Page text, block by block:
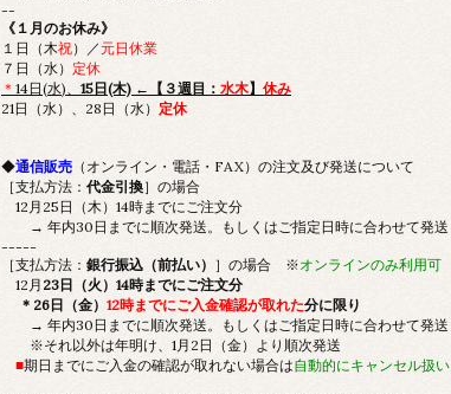
--
《１月のお休み》
１日（木祝）／元日休業
７日（水） 定休
＊ 14日(水)、 15日(木) ← 【３週目： 水木】 休み
21日（水）、28日（水） 定休
◆通信販売 （オンライン・電話・FAX）の注文及び発送について
［支払方法： 代金引換］の場合
12月25日（木）14時までにご注文分
→ 年内30日までに順次発送。もしくはご指定日時に合わせて発送
-----
［支払方法： 銀行振込（前払い） ］の場合 ※オンラインのみ利用可
12月 23日（火）14時までにご注文分
＊26日（金） 12時までにご入金確認が取れた分に限り
→ 年内30日までに順次発送。もしくはご指定日時に合わせて発送
※それ以外は年明け、1月2日（金）より順次発送
■期日までにご入金の確認が取れない場合は自動的にキャンセル扱い